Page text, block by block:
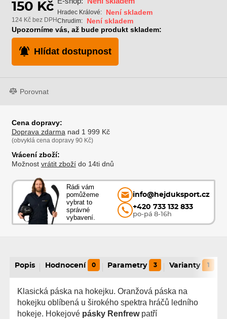
150 Kč
124 Kč bez DPH
Hradec Králové: Není skladem
Chrudim:
Není skladem
Upozorníme vás, až bude produkt skladem:
Hlídat dostupnost
Porovnat
Cena dopravy:
Doprava zdarma nad 1 999 Kč
(obvyklá cena dopravy 90 Kč)
Vrácení zboží:
Možnost vrátit zbožído 14ti dnů
Rádi vám
pomůžeme
vybrat to
správné
vybavení.
info@hejduksport.cz
+420 733 132 833
po-pá 8-16h
Popis Hodnocení 0 Parametry 3 Varianty 1
Klasická páska na hokejku. Oranžová páska na
hokejku oblíbená u širokého spektra hráčů ledního
hokeje. Hokejové pásky Renfrewpatří